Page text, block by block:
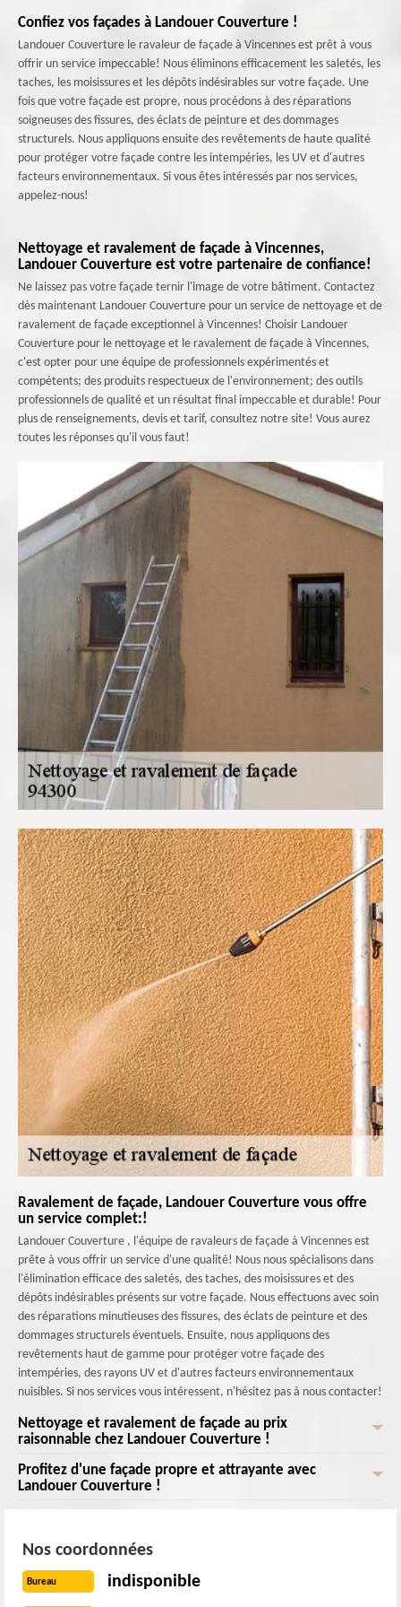
Confiez vos façades à Landouer Couverture !
Landouer Couverture le ravaleur de façade à Vincennes est prêt à vous
offrir un service impeccable! Nous éliminons efficacement les saletés, les
taches, les moisissures et les dépôts indésirables sur votre façade. Une
fois que votre façade est propre, nous procédons à des réparations
soigneuses des fissures, des éclats de peinture et des dommages
structurels. Nous appliquons ensuite des revêtements de haute qualité
pour protéger votre façade contre les intempéries, les UV et d'autres
facteurs environnementaux. Si vous êtes intéressés par nos services,
appelez-nous!
Nettoyage et ravalement de façade à Vincennes,
Landouer Couverture est votre partenaire de confiance!
Ne laissez pas votre façade ternir l'image de votre bâtiment. Contactez
dès maintenant Landouer Couverture pour un service de nettoyage et de
ravalement de façade exceptionnel à Vincennes! Choisir Landouer
Couverture pour le nettoyage et le ravalement de façade à Vincennes,
c'est opter pour une équipe de professionnels expérimentés et
compétents; des produits respectueux de l'environnement; des outils
professionnels de qualité et un résultat final impeccable et durable! Pour
plus de renseignements, devis et tarif, consultez notre site! Vous aurez
toutes les réponses qu'il vous faut!
Ravalement de façade, Landouer Couverture vous offre
un service complet:!
Landouer Couverture , l'équipe de ravaleurs de façade à Vincennes est
prête à vous offrir un service d'une qualité! Nous nous spécialisons dans
l'élimination efficace des saletés, des taches, des moisissures et des
dépôts indésirables présents sur votre façade. Nous effectuons avec soin
des réparations minutieuses des fissures, des éclats de peinture et des
dommages structurels éventuels. Ensuite, nous appliquons des
revêtements haut de gamme pour protéger votre façade des
intempéries, des rayons UV et d'autres facteurs environnementaux
nuisibles. Si nos services vous intéressent, n'hésitez pas à nous contacter!
Nettoyage et ravalement de façade au prix
raisonnable chez Landouer Couverture !
Obtenez un nettoyage et un ravalement de façade de qualité
exceptionnelle à un prix raisonnable chez Landouer Couverture ! Après
contre les agressions climatiques et les UV. Profitez de notre service
professionnel et abordable dès aujourd'hui ! Contactez-nous pour obtenir
un devis gratuit et découvrir comment nous pouvons transformer votre
Profitez d'une façade propre et attrayante avec
Landouer Couverture !
l'apparence globale de votre bâtiment? Faites appel à Landouer
Vincennes! Pour un service satisfaisant, nous mettons à votre disposition
Nos coordonnées
Bureau indisponible